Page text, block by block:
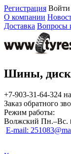
Регистрация Войти
О компании
Доставка Вопросы
Шины,
+7-903-31-64-324
Заказ обратного
Режим работы:
Волжский Пн.–Вс.
E-mail: